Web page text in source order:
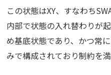
この状態はXY、すなわち
内部で状態の入れ替わりが
め基底状態であり、かつ常に
みで構成されており制約を満